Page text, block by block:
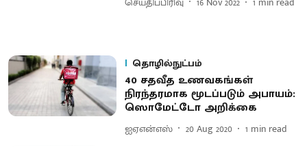
தொழில்நுட்பம்
40 சதவீத உணவகங்கள்
நிரந்தரமாக மூடப்படும் அபாயம்:
ஸொமேட்டோ அறிக்கை
ஐஏஎன்எஸ் 20 Aug 2020 1 min read